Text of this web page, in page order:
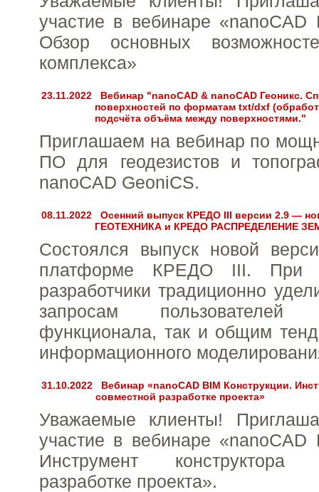
участие в вебинаре «nanoCAD
Обзор основных
комплекса»
23.11.2022
Вебинар "nanoCAD & nanoCAD Геоникс.
поверхностей по форматам txt/dxf
подсчёта объёма между поверхностями."
Приглашаем на вебинар по
ПО для геодезистов и
nanoCAD GeoniCS.
08.11.2022
Осенний выпуск КРЕДО III версии 2.9 —
ГЕОТЕХНИКА и КРЕДО РАСПРЕДЕЛЕНИЕ
Состоялся выпуск новой
платформе КРЕДО III. При
разработчики традиционно
запросам
функционала, так и общим
информационного
31.10.2022
Вебинар «nanoCAD BIM Конструкции.
совместной разработке проекта»
Уважаемые клиенты!
участие в вебинаре «nanoCAD
Инструмент
разработке проекта».